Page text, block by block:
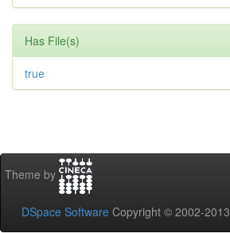
Has File(s)
true
Theme by
DSpace Software Copyright © 2002-2013